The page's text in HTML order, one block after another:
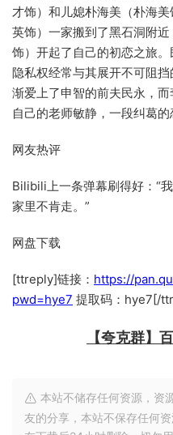
才饰）和儿媳朴海美（朴海
英饰）一家搬到了黑石洞附
饰）开起了自己的初恋之旅
隐私权经常与其展开不可阻
渐爱上了申智的前夫民永，
自己的老师敏静，一段纠葛
网友热评
Bilibili上一条弹幕刷得好：“
家里不肯走。”
网盘下载
[ttreply]链接： https://
pwd=hye7 提取码：hye7[/
【夸克群】
本站不储存任何资源，资
友的分享，本站不保存任何